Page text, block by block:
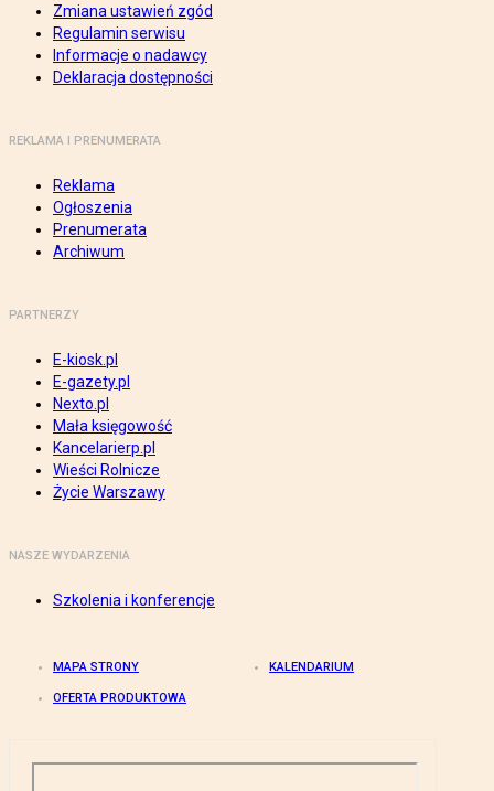
Zmiana ustawień zgód
Regulamin serwisu
Informacje o nadawcy
Deklaracja dostępności
REKLAMA I PRENUMERATA
Reklama
Ogłoszenia
Prenumerata
Archiwum
PARTNERZY
E-kiosk.pl
E-gazety.pl
Nexto.pl
Mała księgowość
Kancelarierp.pl
Wieści Rolnicze
Życie Warszawy
NASZE WYDARZENIA
Szkolenia i konferencje
MAPA STRONY KALENDARIUM
OFERTA PRODUKTOWA